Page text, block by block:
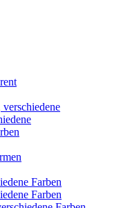
Farben
Farben